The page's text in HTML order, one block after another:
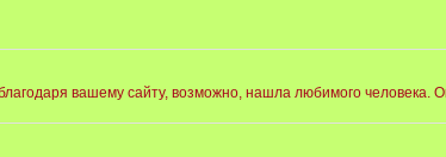
вашему сайту, возможно, нашла любимого